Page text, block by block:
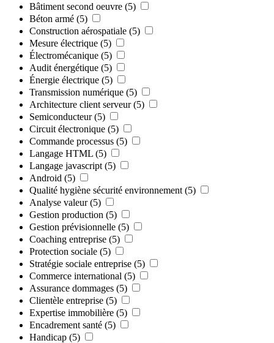
Bâtiment second oeuvre (5)
Béton armé (5)
Construction aérospatiale (5)
Mesure électrique (5)
Électromécanique (5)
Audit énergétique (5)
Énergie électrique (5)
Transmission numérique (5)
Architecture client serveur (5)
Semiconducteur (5)
Circuit électronique (5)
Commande processus (5)
Langage HTML (5)
Langage javascript (5)
Android (5)
Qualité hygiène sécurité environnement (5)
Analyse valeur (5)
Gestion production (5)
Gestion prévisionnelle (5)
Coaching entreprise (5)
Protection sociale (5)
Stratégie sociale entreprise (5)
Commerce international (5)
Assurance dommages (5)
Clientèle entreprise (5)
Expertise immobilière (5)
Encadrement santé (5)
Handicap (5)